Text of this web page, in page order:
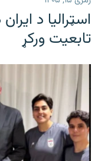
اسټرالیا د
تابعیت ورکړ